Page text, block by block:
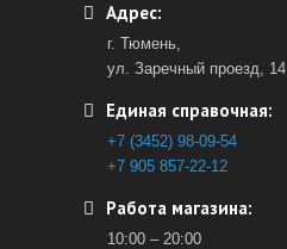
Адрес:
г. Тюмень,
ул. Заречный проезд, 14
Единая справочная:
+7 (3452) 98-09-54
+7 905 857-22-12
Работа магазина:
10:00 – 20:00